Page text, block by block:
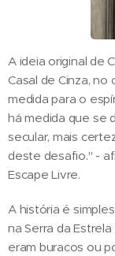
A ideia original de
Casal de Cinza,
medida para o
há medida que se
secular, mais
deste desafio." -
Escape Livre.
A história é
na Serra da
eram buracos ou